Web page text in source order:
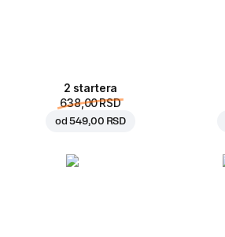
2 startera
638,00 RSD
od549,00 RSD